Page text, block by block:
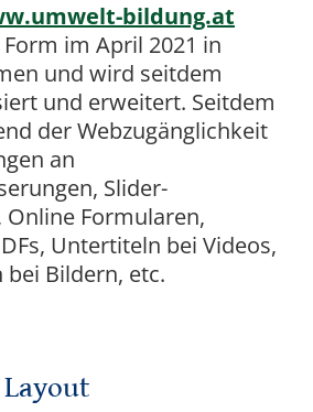
bildung.at
im April 2021 in
und wird seitdem
und erweitert. Seitdem
der Webzugänglichkeit
an
Slider-
Formularen,
Untertiteln bei Videos,
Bildern, etc.